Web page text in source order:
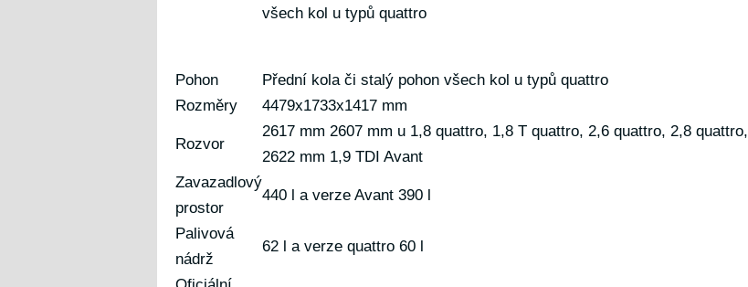
všech kol u typů quattro
Pohon
Přední kola či stalý pohon všech kol u typů quattro
Rozměry
4479x1733x1417 mm
Rozvor
2617 mm 2607 mm u 1,8 quattro, 1,8 T quattro, 2,6 quattro, 2,8 quattro,
2622 mm 1,9 TDI Avant
Zavazadlový
prostor
440 l a verze Avant 390 l
Palivová
nádrž
62 l a verze quattro 60 l